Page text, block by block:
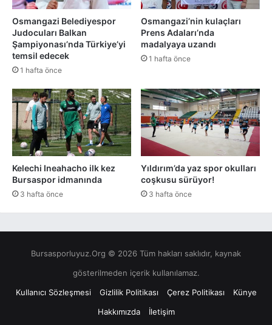
Osmangazi Belediyespor
Judocuları Balkan
Şampiyonası’nda Türkiye’yi
temsil edecek
1 hafta önce
Osmangazi’nin kulaçları
Prens Adaları’nda
madalyaya uzandı
1 hafta önce
Kelechi Ineahacho ilk kez
Bursaspor idmanında
3 hafta önce
Yıldırım’da yaz spor okulları
coşkusu sürüyor!
3 hafta önce
Bursasporluyuz.Org © 2026 Tüm hakları saklıdır, kaynak
gösterilmeden içerik kullanılamaz.
Kullanıcı Sözleşmesi
Gizlilik Politikası Çerez Politikası
Künye
Hakkımızda
İletişim